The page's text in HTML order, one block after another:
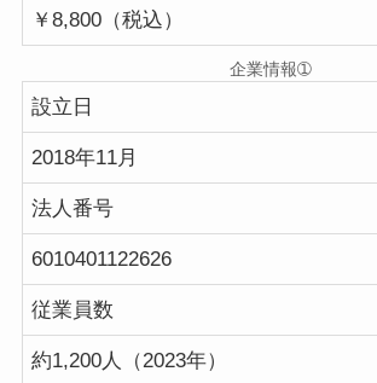
￥8,800（税込）
企業情報➀
設立日
2018年11月
法人番号
6010401122626
従業員数
約1,200人（2023年）